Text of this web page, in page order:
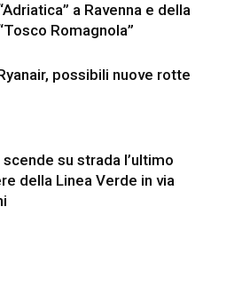
a Ravenna e della
Romagnola”
possibili nuove rotte
scende su strada l’ultimo
della Linea Verde in via